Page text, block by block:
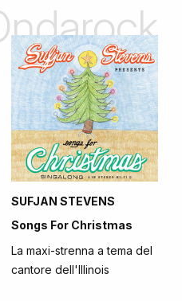
SUFJAN STEVENS
Songs For Christmas
La maxi-strenna a tema del
cantore dell'Illinois